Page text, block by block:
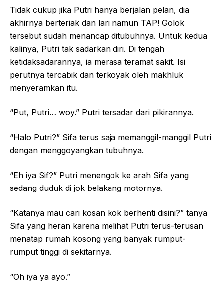
Tidak cukup jika Putri hanya berjalan pelan, dia
akhirnya berteriak dan lari namun TAP! Golok
tersebut sudah menancap ditubuhnya. Untuk kedua
kalinya, Putri tak sadarkan diri. Di tengah
ketidaksadarannya, ia merasa teramat sakit. Isi
perutnya tercabik dan terkoyak oleh makhluk
menyeramkan itu.
“Put, Putri… woy.” Putri tersadar dari pikirannya.
“Halo Putri?” Sifa terus saja memanggil-manggil Putri
dengan menggoyangkan tubuhnya.
“Eh iya Sif?” Putri menengok ke arah Sifa yang
sedang duduk di jok belakang motornya.
“Katanya mau cari kosan kok berhenti disini?” tanya
Sifa yang heran karena melihat Putri terus-terusan
menatap rumah kosong yang banyak rumput-
rumput tinggi di sekitarnya.
“Oh iya ya ayo.”